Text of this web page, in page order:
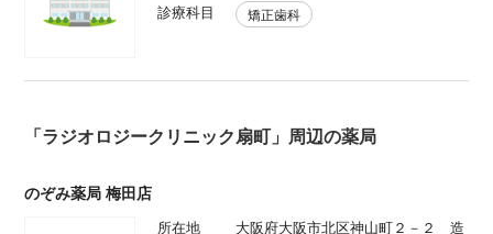
診療科目
矯正歯科
「ラジオロジークリニック扇町」周辺の薬局
のぞみ薬局 梅田店
所在地 大阪府大阪市北区神山町２－２ 造